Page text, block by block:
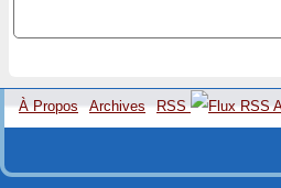
À Propos Archives RSS